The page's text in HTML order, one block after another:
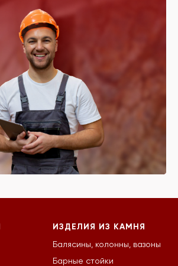
ИЗДЕЛИЯ ИЗ КАМНЯ
Балясины, колонны, вазоны
Барные стойки